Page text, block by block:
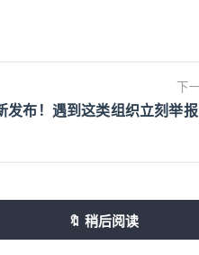
下
发布！遇到这类组织立刻举
🔖 稍后阅读